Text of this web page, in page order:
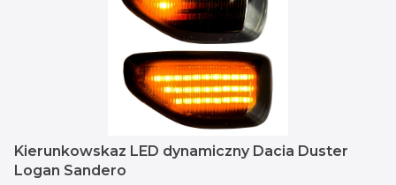
Kierunkowskaz LED dynamiczny Dacia Duster
Logan Sandero